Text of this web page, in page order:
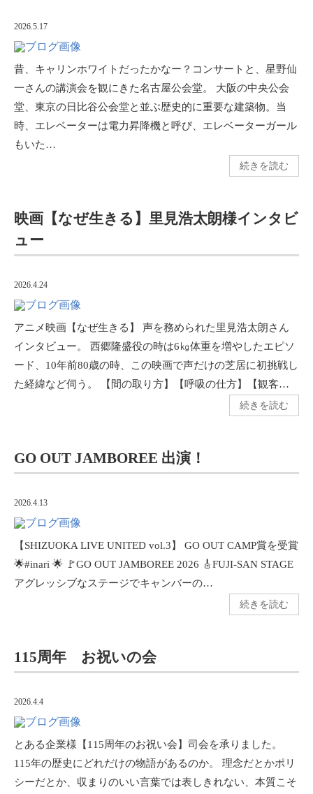
2026.5.17
昔、キャリンホワイトだったかなー？コンサートと、星野仙
一さんの講演会を観にきた名古屋公会堂。 大阪の中央公会
堂、東京の日比谷公会堂と並ぶ歴史的に重要な建築物。当
時、エレベーターは電力昇降機と呼び、エレベーターガール
もいた…
続きを読む
映画【なぜ生きる】里見浩太朗様インタビ
ュー
2026.4.24
アニメ映画【なぜ生きる】 声を務められた里見浩太朗さん
インタビュー。 西郷隆盛役の時は6㎏体重を増やしたエピソ
ード、10年前80歳の時、この映画で声だけの芝居に初挑戦し
た経緯など伺う。 【間の取り方】【呼吸の仕方】【観客…
続きを読む
GO OUT JAMBOREE 出演！
2026.4.13
【SHIZUOKA LIVE UNITED vol.3】 GO OUT CAMP賞を受賞
🌟#inari 🌟 🚩GO OUT JAMBOREE 2026 🎸FUJI-SAN STAGE
アグレッシブなステージでキャンバーの…
続きを読む
115周年 お祝いの会
2026.4.4
とある企業様【115周年のお祝い会】司会を承りました。
115年の歴史にどれだけの物語があるのか。 理念だとかポリ
シーだとか、収まりのいい言葉では表しきれない、本質こそ